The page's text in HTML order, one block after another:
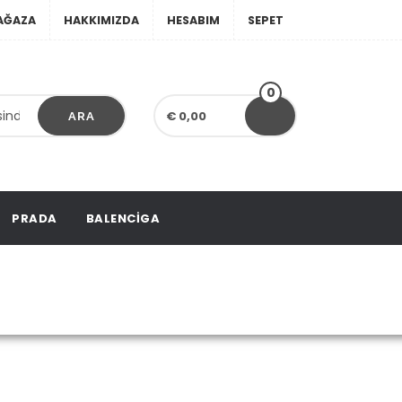
HAKKIMIZDA HESABIM SEPET
ARA € 0,00
0
PRADA BALENCIGA